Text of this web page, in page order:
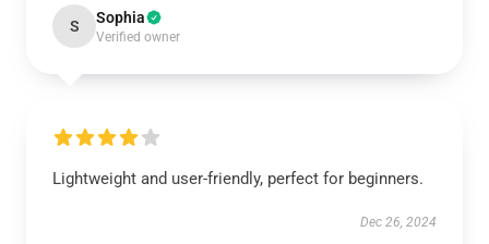
S Sophia
Verified owner
Lightweight and user-friendly, perfect for beginners.
Dec 26, 2024